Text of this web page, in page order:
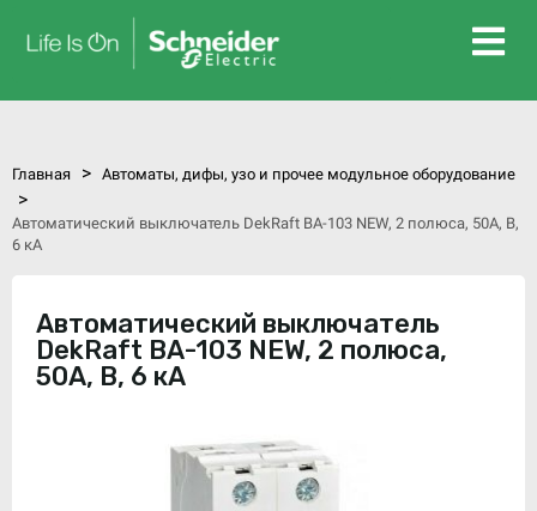
Главная > Автоматы, дифы, узо и прочее модульное оборудование
>
Автоматический выключатель DekRaft ВА-103 NEW, 2 полюса, 50А, В,
6 кА
Автоматический выключатель
DekRaft ВА-103 NEW, 2 полюса,
50А, В, 6 кА